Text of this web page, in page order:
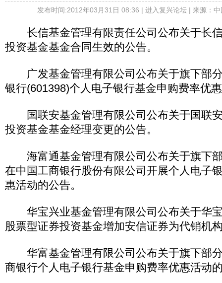
发布时间:2012年03月31日 08:36 | 进入复兴论坛| 来源：
长信基金管理有限责任公司公布关于长
投资基金基金合同生效的公告。
广发基金管理有限公司公布关于旗下部
银行(601398)个人电子银行基金申购费率优
国联安基金管理有限公司公布关于国联
投资基金基金经理变更的公告。
海富通基金管理有限公司公布关于旗下
在中国工商银行股份有限公司开展个人电子
惠活动的公告。
华宝兴业基金管理有限公司公布关于华
股票型证券投资基金增加安信证券为代销机
华富基金管理有限公司公布关于旗下部
商银行个人电子银行基金申购费率优惠活动